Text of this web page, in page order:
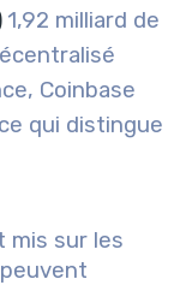
1,92 milliard de
Coinbase
qui distingue
mis sur les